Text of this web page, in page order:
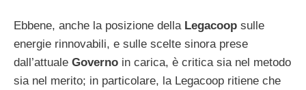
Ebbene, anche la posizione dellaLegacoop sulle
energie rinnovabili, e sulle scelte sinora prese
dall’attuale Governo in carica, è critica sia nel metodo
sia nel merito; in particolare, la Legacoop ritiene che